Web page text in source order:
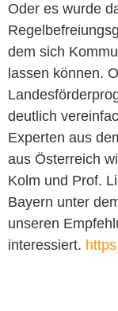
Oder es wurde
dem sich
lassen können.
deutlich
Experten aus
aus Österreich
Kolm und Prof.
Bayern unter
unseren
interessiert.